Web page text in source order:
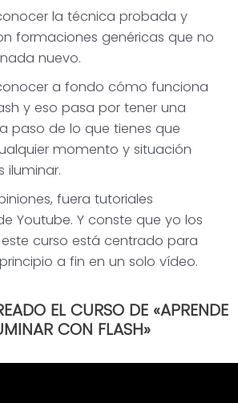
la técnica probada y
formaciones genéricas que no
nuevo.
a fondo cómo funciona
y eso pasa por tener una
paso de lo que tienes que
momento y situación
iluminar.
fuera tutoriales
Youtube. Y conste que yo los
curso está centrado para
a fin en un solo vídeo.
EL CURSO DE «APRENDE
CON FLASH»